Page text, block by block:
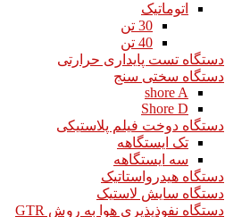
اتوماتیک
30 تن
40 تن
دستگاه تست پایداری حرارتی
دستگاه سختی سنج
shore A
Shore D
دستگاه دوخت فیلم پلاستیکی
تک ایستگاهه
سه ایستگاهه
دستگاه هیدرواستاتیک
دستگاه سایش لاستیک
دستگاه نفوذپذیری هوا به روش GTR